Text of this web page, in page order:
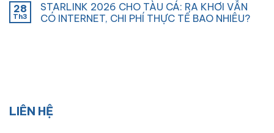
28
Th3
STARLINK 2026 CHO TÀU CÁ: RA KHƠI VẪN
CÓ INTERNET, CHI PHÍ THỰC TẾ BAO NHIÊU?
LIÊN HỆ